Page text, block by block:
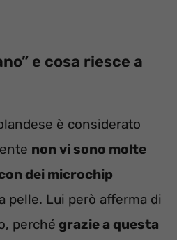
e cosa riesce a
è considerato
non vi sono molte
dei microchip
pelle. Lui però afferma di
perché grazie a questa